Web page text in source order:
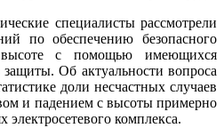
специалисты рассмотрели
по обеспечению безопасного
высоте с помощью имеющихся
Об актуальности вопроса
доли несчастных случаев
и падением с высоты примерно
электросетевого комплекса.